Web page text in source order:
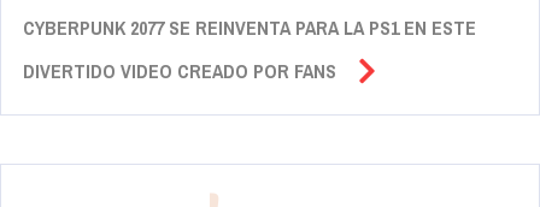
CYBERPUNK 2077 SE REINVENTA PARA LA PS1 EN ESTE
DIVERTIDO VIDEO CREADO POR FANS